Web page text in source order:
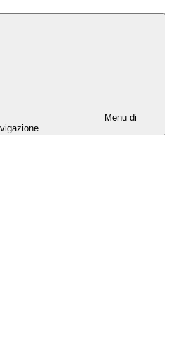
Menu di